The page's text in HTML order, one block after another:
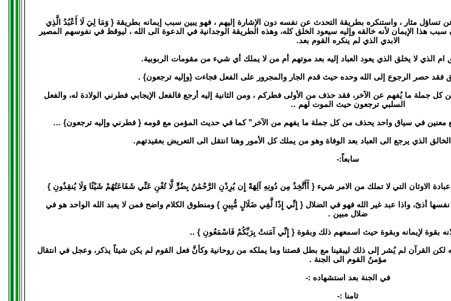
تساؤل مثار ، واستنكره بطريقة التحدث عن نفسه دون الإشارة إليهم ، فهو يبين سبب إيمانه بطريقة { وَمَا لِيَ لَا أَعْبُدُ الَّذِي
هذا الإيمان لأنه خالقه وإليه سيعود الخلق كله، وهذه الطريقة الوجدانية في الدعوة الى الله ، ليوقظ في نفوسهم المصير
الابدي الذي لم ينكره القوم بعد.
ام الذي لا يخلق الذي يعود العباد إليه بعد موتهم أم من لا يملك أي شيء من مقومات الربوبية.
فقد حصر الرجوع إلى الله وحده حيث قدم الجار والمجرور على الفعل فجاءت {وإليه ترجعون} .
جملة ما يُفهم عن الآخر، فقد حذف من الأولى فطركم ، ومن الثانية إليه أرجع فالفعل الإيجابي فطرني الولادة له، والفعل
السلبي ترجعون حيث الموت لهم ..
معنين في سياق واحد يحذف من كل جملة ما يفهم من الآخر” كما في حديث المؤمن مع قومه { فطرني وإليه ترجعون} …
الخالق الذي يرجع الى العباد بعد الوفاة وهو من يملك كل الأمور وهنا انتقل الى التعريض بعقيدتهم.
سابعاً:-
عبادة الاوثان التي لا تملك من الامر شيء { أَأَتَّخِذُ مِن دُونِهِ آلِهَةً إِن يُرِدْنِ الرَّحْمَٰنُ بِضُرٍّ لَّا تُغْنِ عَنِّي شَفَاعَتُهُمْ شَيْئًا وَلَا يُنقِذُونِ }
نفسها أذىً، واذا عبد غير الله فهو في الضلال { إِنِّي إِذًا لَّفِي ضَلَالٍ مُّبِينٍ } ومنطوق الكلام واضح فمن لا يعبد الله الواحد هو في
ضلال مبين .
بقوة لإيمانه وبقوة حيث اسمعهم ذلك وبقوة { إِنِّي آمَنتُ بِرَبِّكُمْ فَاسْمَعُونِ } ..
لكن القرآن لم يُشر إلى ذلك ليبقينا مع بطل قصتنا وما يملكه من روحانية وكأنَّ فعل القوم لم يكن شيئاً يذكر، وعجل في انتقال
مؤمنُ القوم الى الجنة .
في الجنة بعد استشهاده :-
ثامنا :-